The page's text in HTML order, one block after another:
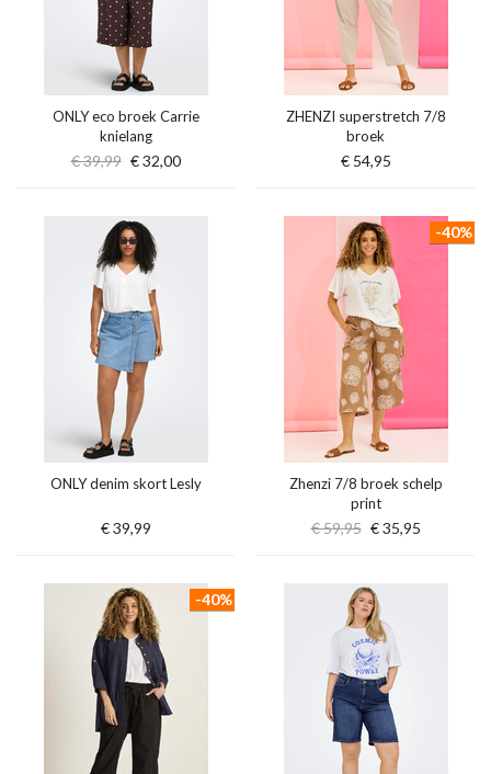
ONLY eco broek Carrie
knielang
€ 39,99 € 32,00
ZHENZI superstretch 7/8
broek
€ 54,95
ONLY denim skort Lesly
€ 39,99
Zhenzi 7/8 broek schelp
print
€ 59,95 € 35,95
-40%
-40%